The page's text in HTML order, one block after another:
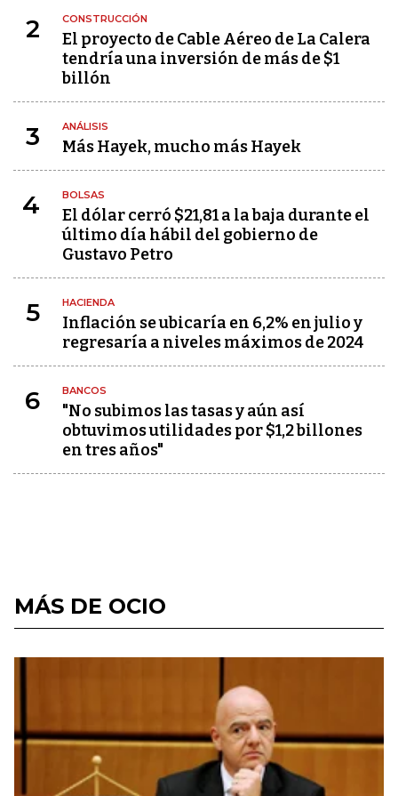
2 CONSTRUCCIÓN
El proyecto de Cable Aéreo de La Calera
tendría una inversión de más de $1
billón
3 ANÁLISIS
Más Hayek, mucho más Hayek
4 BOLSAS
El dólar cerró $21,81 a la baja durante el
último día hábil del gobierno de
Gustavo Petro
5 HACIENDA
Inflación se ubicaría en 6,2% en julio y
regresaría a niveles máximos de 2024
6 BANCOS
"No subimos las tasas y aún así
obtuvimos utilidades por $1,2 billones
en tres años"
MÁS DE OCIO